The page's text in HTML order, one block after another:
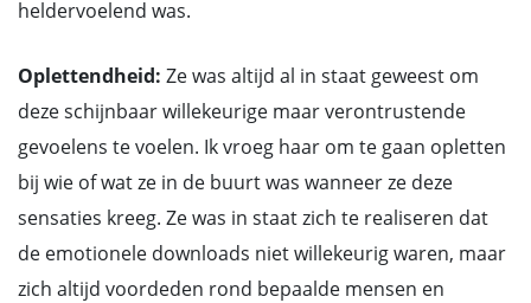
heldervoelend was.
Oplettendheid: Ze was altijd al in staat geweest om
deze schijnbaar willekeurige maar verontrustende
gevoelens te voelen. Ik vroeg haar om te gaan opletten
bij wie of wat ze in de buurt was wanneer ze deze
sensaties kreeg. Ze was in staat zich te realiseren dat
de emotionele downloads niet willekeurig waren, maar
zich altijd voordeden rond bepaalde mensen en